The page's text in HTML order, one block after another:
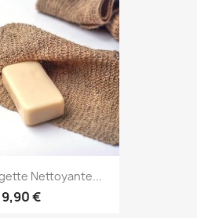
Nettoyante...
9,90 €